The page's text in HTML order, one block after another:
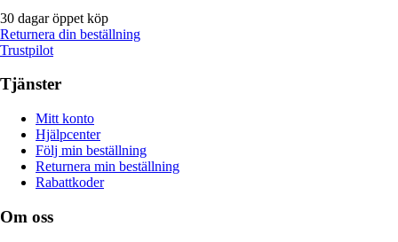
30 dagar öppet köp
Returnera din beställning
Trustpilot
Tjänster
Mitt konto
Hjälpcenter
Följ min beställning
Returnera min beställning
Rabattkoder
Om oss